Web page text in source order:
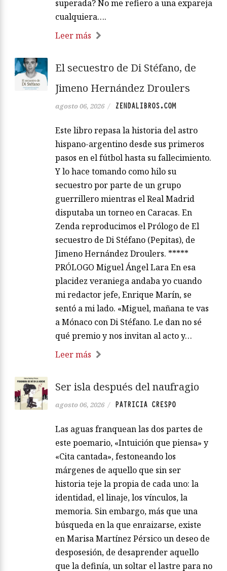
superada? No me refiero a una expareja
cualquiera….
Leer más
El secuestro de Di Stéfano, de
Jimeno Hernández Droulers
agosto 06, 2026 / ZENDALIBROS.COM
Este libro repasa la historia del astro
hispano-argentino desde sus primeros
pasos en el fútbol hasta su fallecimiento.
Y lo hace tomando como hilo su
secuestro por parte de un grupo
guerrillero mientras el Real Madrid
disputaba un torneo en Caracas. En
Zenda reproducimos el Prólogo de El
secuestro de Di Stéfano (Pepitas), de
Jimeno Hernández Droulers. *****
PRÓLOGO Miguel Ángel Lara En esa
placidez veraniega andaba yo cuando
mi redactor jefe, Enrique Marín, se
sentó a mi lado. «Miguel, mañana te vas
a Mónaco con Di Stéfano. Le dan no sé
qué premio y nos invitan al acto y…
Leer más
Ser isla después del naufragio
agosto 06, 2026 / PATRICIA CRESPO
Las aguas franquean las dos partes de
este poemario, «Intuición que piensa» y
«Cita cantada», festoneando los
márgenes de aquello que sin ser
historia teje la propia de cada uno: la
identidad, el linaje, los vínculos, la
memoria. Sin embargo, más que una
búsqueda en la que enraizarse, existe
en Marisa Martínez Pérsico un deseo de
desposesión, de desaprender aquello
que la definía, un soltar el lastre para no